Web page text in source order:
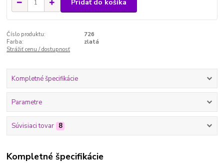
Pridať do košíka
Číslo produktu:
726
Farba:
zlatá
Strážiť cenu / dostupnosť
Kompletné špecifikácie
Parametre
Súvisiaci tovar 8
Kompletné špecifikácie